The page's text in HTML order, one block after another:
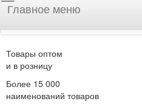
Главное меню
Товары оптом
и в розницу
Более 15 000
наименований товаров